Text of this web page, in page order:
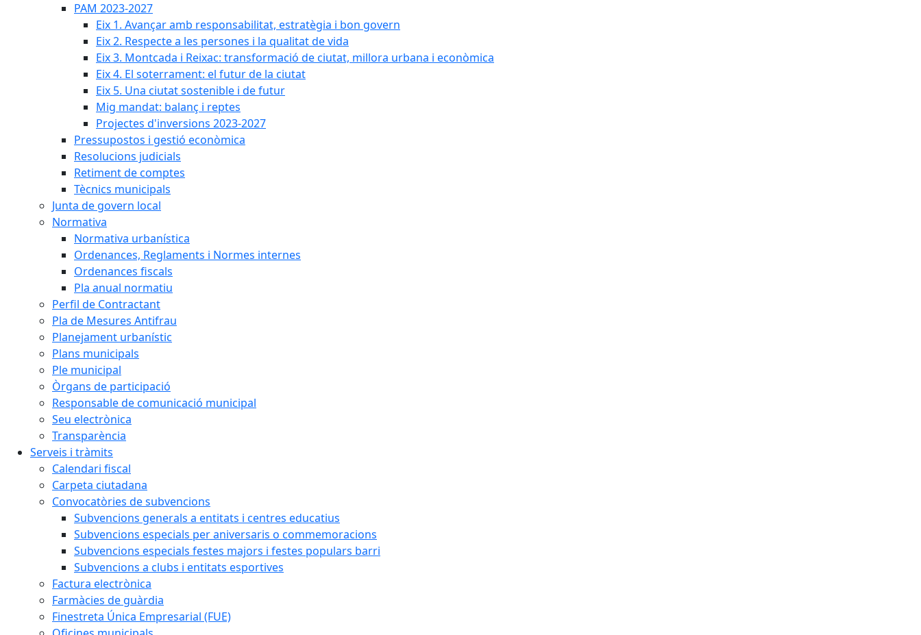
PAM 2023-2027
Eix 1. Avançar amb responsabilitat, estratègia i bon govern
Eix 2. Respecte a les persones i la qualitat de vida
Eix 3. Montcada i Reixac: transformació de ciutat, millora urbana i econòmica
Eix 4. El soterrament: el futur de la ciutat
Eix 5. Una ciutat sostenible i de futur
Mig mandat: balanç i reptes
Projectes d'inversions 2023-2027
Pressupostos i gestió econòmica
Resolucions judicials
Retiment de comptes
Tècnics municipals
Junta de govern local
Normativa
Normativa urbanística
Ordenances, Reglaments i Normes internes
Ordenances fiscals
Pla anual normatiu
Perfil de Contractant
Pla de Mesures Antifrau
Planejament urbanístic
Plans municipals
Ple municipal
Òrgans de participació
Responsable de comunicació municipal
Seu electrònica
Transparència
Serveis i tràmits
Calendari fiscal
Carpeta ciutadana
Convocatòries de subvencions
Subvencions generals a entitats i centres educatius
Subvencions especials per aniversaris o commemoracions
Subvencions especials festes majors i festes populars barri
Subvencions a clubs i entitats esportives
Factura electrònica
Farmàcies de guàrdia
Finestreta Única Empresarial (FUE)